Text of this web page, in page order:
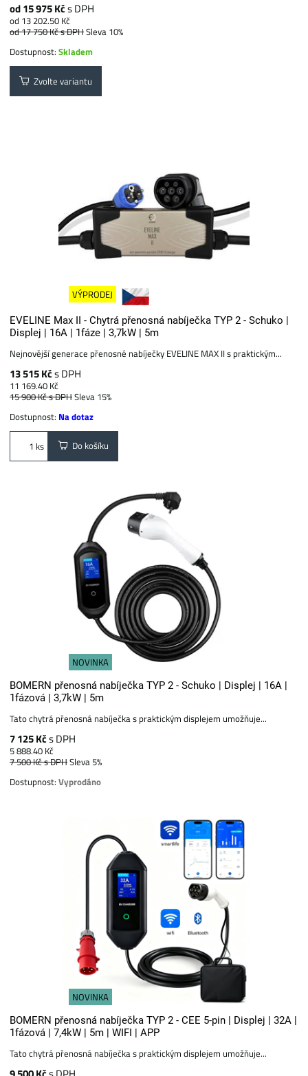
od 15 975 Kčs DPH
od 13 202.50 Kč
od 17 750 Kčs DPHSleva 10%
Dostupnost:Skladem
Zvolte variantu
VÝPRODEJ
EVELINE Max II - Chytrá přenosná nabíječka TYP 2 - Schuko |
Displej | 16A | 1fáze | 3,7kW | 5m
Nejnovější generace přenosné nabíječky EVELINE MAX II s praktickým...
13 515 Kčs DPH
11 169.40 Kč
15 900 Kčs DPHSleva 15%
Dostupnost: Na dotaz
ks Do košíku
NOVINKA
BOMERN přenosná nabíječka TYP 2 - Schuko | Displej | 16A |
1fázová | 3,7kW | 5m
Tato chytrá přenosná nabíječka s praktickým displejem umožňuje...
7 125 Kčs DPH
5 888.40 Kč
7 500 Kčs DPHSleva 5%
Dostupnost:Vyprodáno
NOVINKA
BOMERN přenosná nabíječka TYP 2 - CEE 5-pin | Displej | 32A |
1fázová | 7,4kW | 5m | WIFI | APP
Tato chytrá přenosná nabíječka s praktickým displejem umožňuje...